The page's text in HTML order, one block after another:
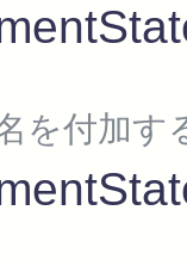
を付加す